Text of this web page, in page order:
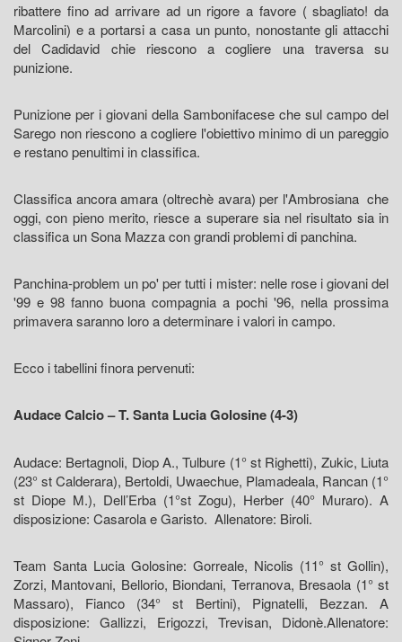
ribattere fino ad arrivare ad un rigore a favore ( sbagliato! da
Marcolini) e a portarsi a casa un punto, nonostante gli attacchi
del Cadidavid chie riescono a cogliere una traversa su
punizione.
Punizione per i giovani della Sambonifacese che sul campo del
Sarego non riescono a cogliere l'obiettivo minimo di un pareggio
e restano penultimi in classifica.
Classifica ancora amara (oltrechè avara) per l'Ambrosiana che
oggi, con pieno merito, riesce a superare sia nel risultato sia in
classifica un Sona Mazza con grandi problemi di panchina.
Panchina-problem un po' per tutti i mister: nelle rose i giovani del
'99 e 98 fanno buona compagnia a pochi '96, nella prossima
primavera saranno loro a determinare i valori in campo.
Ecco i tabellini finora pervenuti:
Audace Calcio – T. Santa Lucia Golosine (4-3)
Audace: Bertagnoli, Diop A., Tulbure (1° st Righetti), Zukic, Liuta
(23° st Calderara), Bertoldi, Uwaechue, Plamadeala, Rancan (1°
st Diope M.), Dell’Erba (1°st Zogu), Herber (40° Muraro). A
disposizione: Casarola e Garisto. Allenatore: Biroli.
Team Santa Lucia Golosine: Gorreale, Nicolis (11° st Gollin),
Zorzi, Mantovani, Bellorio, Biondani, Terranova, Bresaola (1° st
Massaro), Fianco (34° st Bertini), Pignatelli, Bezzan. A
disposizione: Gallizzi, Erigozzi, Trevisan, Didonè.Allenatore: